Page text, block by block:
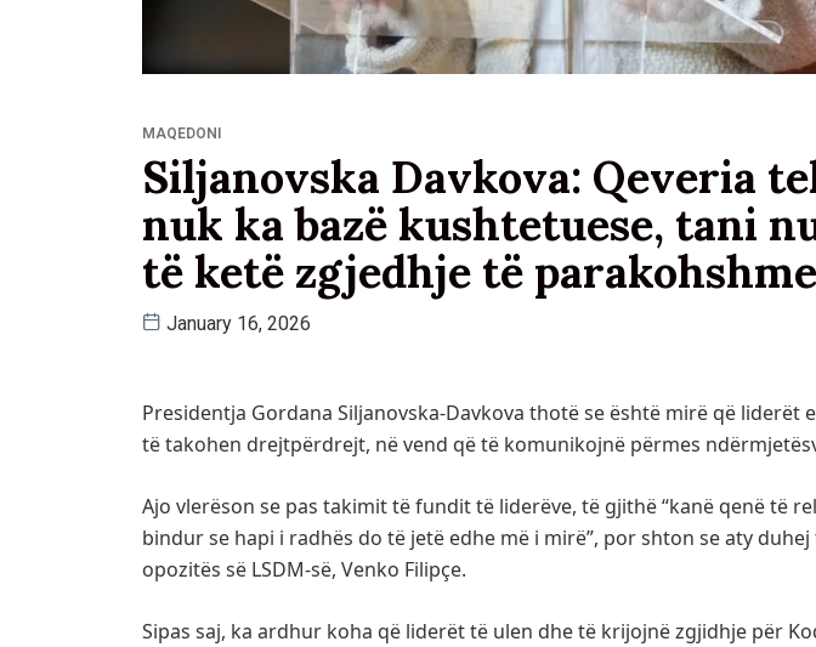
MAQEDONI
Siljanovska Davkova: Qeveria
nuk ka bazë kushtetuese, tani
të ketë zgjedhje të parakohshme
January 16, 2026
Presidentja Gordana Siljanovska-Davkova thotë se është mirë që liderët
të takohen drejtpërdrejt, në vend që të komunikojnë përmes
Ajo vlerëson se pas takimit të fundit të liderëve, të gjithë “kanë qenë të
bindur se hapi i radhës do të jetë edhe më i mirë”, por shton se aty
opozitës së LSDM-së, Venko Filipçe.
Sipas saj, ka ardhur koha që liderët të ulen dhe të krijojnë zgjidhje për